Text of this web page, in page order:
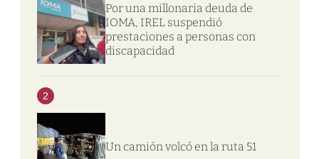
Por una millonaria deuda de
IOMA, IREL suspendió
prestaciones a personas con
discapacidad
2
Un camión volcó en la ruta 51